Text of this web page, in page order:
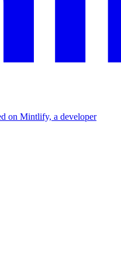
on Mintlify, a developer